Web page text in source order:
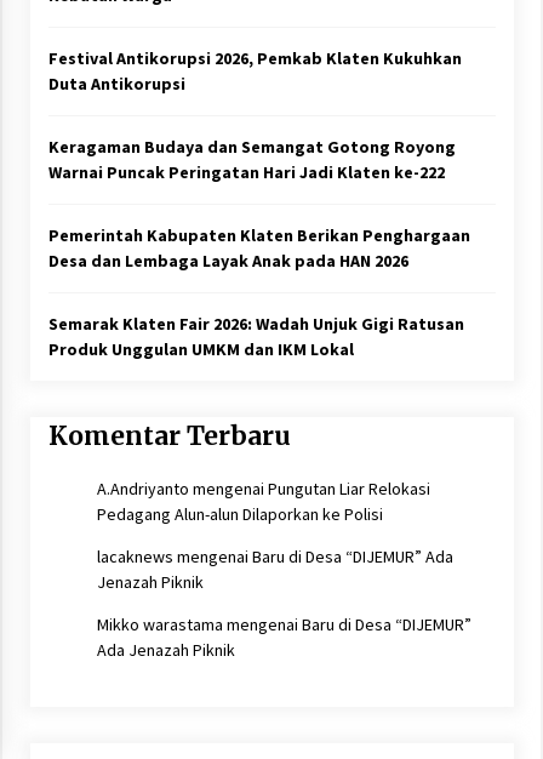
Festival Antikorupsi 2026, Pemkab Klaten Kukuhkan
Duta Antikorupsi
Keragaman Budaya dan Semangat Gotong Royong
Warnai Puncak Peringatan Hari Jadi Klaten ke-222
Pemerintah Kabupaten Klaten Berikan Penghargaan
Desa dan Lembaga Layak Anak pada HAN 2026
Semarak Klaten Fair 2026: Wadah Unjuk Gigi Ratusan
Produk Unggulan UMKM dan IKM Lokal
Komentar Terbaru
A.Andriyanto mengenai Pungutan Liar Relokasi
Pedagang Alun-alun Dilaporkan ke Polisi
lacaknews mengenai Baru di Desa “DIJEMUR” Ada
Jenazah Piknik
Mikko warastama mengenai Baru di Desa “DIJEMUR”
Ada Jenazah Piknik